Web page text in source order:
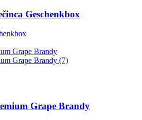
Geschenkbox
Grape Brandy